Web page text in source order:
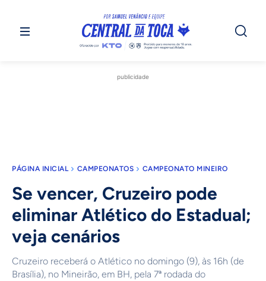
publicidade
PÁGINA INICIAL CAMPEONATOS CAMPEONATO MINEIRO
Se vencer, Cruzeiro pode
eliminar Atlético do Estadual;
veja cenários
Cruzeiro receberá o Atlético no domingo (9), às 16h (de
Brasília), no Mineirão, em BH, pela 7ª rodada do